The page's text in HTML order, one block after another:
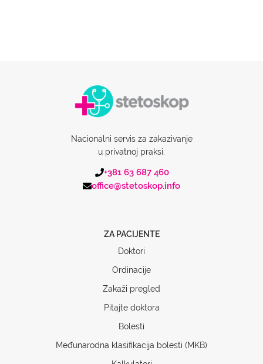
Nacionalni servis za zakazivanje
u privatnoj praksi.
+381 63 687 460
office@stetoskop.info
ZA PACIJENTE
Doktori
Ordinacije
Zakaži pregled
Pitajte doktora
Bolesti
Međunarodna klasifikacija bolesti (MKB)